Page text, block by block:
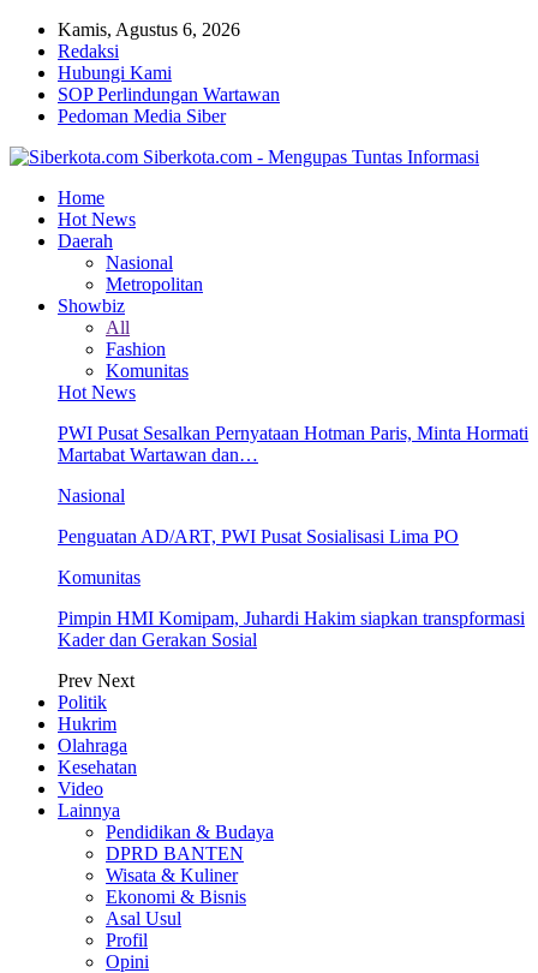
Kamis, Agustus 6, 2026
Redaksi
Hubungi Kami
SOP Perlindungan Wartawan
Pedoman Media Siber
Siberkota.com - Mengupas Tuntas Informasi
Home
Hot News
Daerah
Nasional
Metropolitan
Showbiz
All
Fashion
Komunitas
Hot News
PWI Pusat Sesalkan Pernyataan Hotman Paris, Minta Hormati
Martabat Wartawan dan…
Nasional
Penguatan AD/ART, PWI Pusat Sosialisasi Lima PO
Komunitas
Pimpin HMI Komipam, Juhardi Hakim siapkan transpformasi
Kader dan Gerakan Sosial
Prev Next
Politik
Hukrim
Olahraga
Kesehatan
Video
Lainnya
Pendidikan & Budaya
DPRD BANTEN
Wisata & Kuliner
Ekonomi & Bisnis
Asal Usul
Profil
Opini